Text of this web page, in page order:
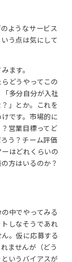
ようなサービス
う点は気にして
ます。
どうやってこの
多分自分が入社
」とか。これを
です。市場的に
営業目標ってど
う？チーム評価
はどれくらいの
方はいるのか？
中でやってみる
しなそうであれ
。仮に応募する
ませんが（どう
いうバイアスが